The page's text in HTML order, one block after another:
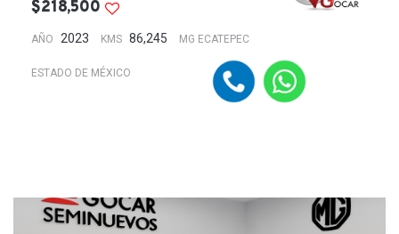
$218,500
AÑO 2023 KMS 86,245 MG ECATEPEC
ESTADO DE MÉXICO